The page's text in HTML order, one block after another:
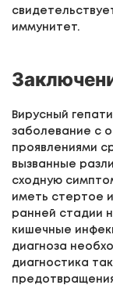
иммунитет.
Вирусный
заболевание с
проявлениями
вызванные
сходную
иметь стертое
ранней стадии
кишечные
диагноза
диагностика